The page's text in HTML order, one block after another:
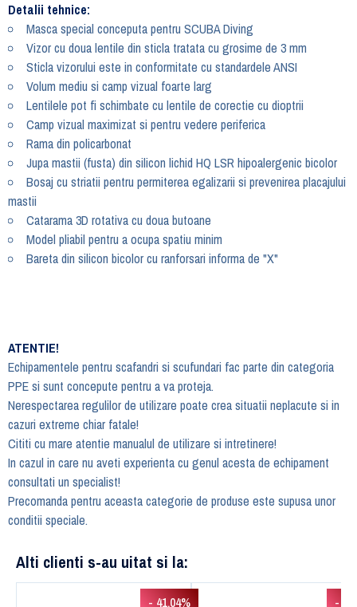
Detalii tehnice:
Masca special conceputa pentru SCUBA Diving
Vizor cu doua lentile din sticla tratata cu grosime de 3 mm
Sticla vizorului este in conformitate cu standardele ANSI
Volum mediu si camp vizual foarte larg
Lentilele pot fi schimbate cu lentile de corectie cu dioptrii
Camp vizual maximizat si pentru vedere periferica
Rama din policarbonat
Jupa mastii (fusta) din silicon lichid HQ LSR hipoalergenic bicolor
Bosaj cu striatii pentru permiterea egalizarii si prevenirea placajului
mastii
Catarama 3D rotativa cu doua butoane
Model pliabil pentru a ocupa spatiu minim
Bareta din silicon bicolor cu ranforsari informa de "X"
ATENTIE!
Echipamentele pentru scafandri si scufundari fac parte din categoria
PPE si sunt concepute pentru a va proteja.
Nerespectarea regulilor de utilizare poate crea situatii neplacute si in
cazuri extreme chiar fatale!
Cititi cu mare atentie manualul de utilizare si intretinere!
In cazul in care nu aveti experienta cu genul acesta de echipament
consultati un specialist!
Precomanda pentru aceasta categorie de produse este supusa unor
conditii speciale.
Alti clienti s-au uitat si la:
- 41,04% -